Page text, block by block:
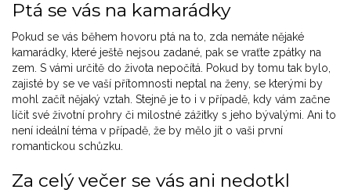
Ptá se vás na kamarádky
Pokud se vás během hovoru ptá na to, zda nemáte nějaké
kamarádky, které ještě nejsou zadané, pak se vraťte zpátky na
zem. S vámi určitě do života nepočítá. Pokud by tomu tak bylo,
zajisté by se ve vaší přítomnosti neptal na ženy, se kterými by
mohl začít nějaký vztah. Stejně je to i v případě, kdy vám začne
líčit své životní prohry či milostné zážitky s jeho bývalými. Ani to
není ideální téma v případě, že by mělo jít o vaši první
romantickou schůzku.
Za celý večer se vás ani nedotkl